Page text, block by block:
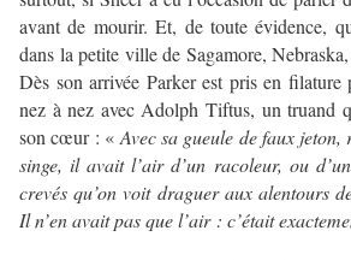
avant de mourir. Et, de toute évidence,
dans la petite ville de Sagamore,
Dès son arrivée Parker est pris en
nez à nez avec Adolph Tiftus, un truand
son cœur : «Avec sa gueule de faux
singe, il avait l’air d’un racoleur, ou
crevés qu’on voit draguer aux alentours
Il n’en avait pas que l’air : c’était